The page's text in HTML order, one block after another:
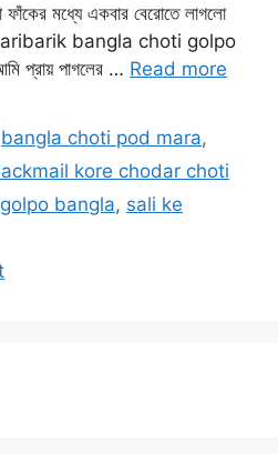
মধ্যে একবার বেরোতে লাগলো
paribarik bangla choti golpo
পাগলের … Read more
bangla choti pod mara,
kore chodar choti
bangla, sali ke